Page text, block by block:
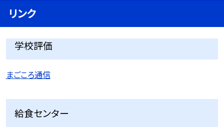
リンク
学校評価
まごころ通信
給食センター